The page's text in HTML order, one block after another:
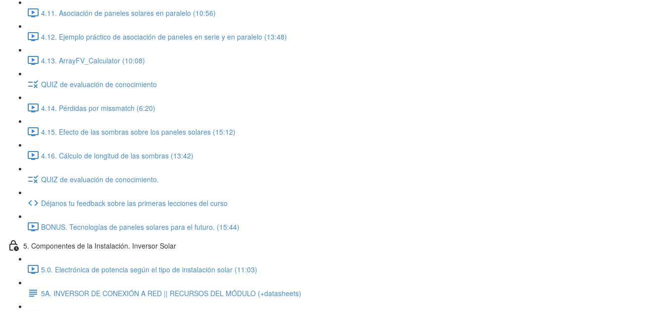
4.11. Asociación de paneles solares en paralelo (10:56)
4.12. Ejemplo práctico de asociación de paneles en serie y en paralelo (13:48)
4.13. ArrayFV_Calculator (10:08)
QUIZ de evaluación de conocimiento
4.14. Pérdidas por missmatch (6:20)
4.15. Efecto de las sombras sobre los paneles solares (15:12)
4.16. Cálculo de longitud de las sombras (13:42)
QUIZ de evaluación de conocimiento.
Déjanos tu feedback sobre las primeras lecciones del curso
BONUS. Tecnologías de paneles solares para el futuro. (15:44)
5. Componentes de la Instalación. Inversor Solar
5.0. Electrónica de potencia según el tipo de instalación solar (11:03)
5A. INVERSOR DE CONEXIÓN A RED || RECURSOS DEL MÓDULO (+datasheets)